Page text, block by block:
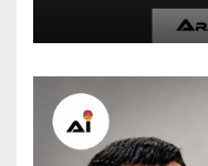
verdicts
des